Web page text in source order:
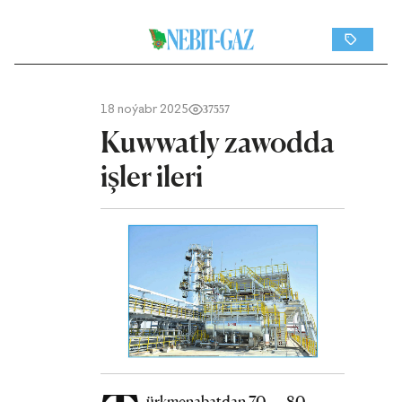
18 noýabr 2025 37557
Kuwwatly zawodda
işler ileri